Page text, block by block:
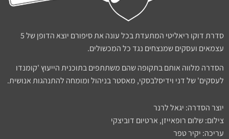
סדרת דוקו ריאליטי המתעדת בכל עונה את סיפורם יוצא הדופן של 5
עצמאים ועסקים שמנצחים נגד כל המכשולים.
הסדרה מלווה אותם בתקופה שהם משתתפים בתוכנית הייעוץ 'קומנדו
לעסקים' של דני וידיסלבסקי, מאסטר בניהול ומומחה להתנהגות אנושית.
יוצר הסדרה: יגאל לרנר
צילום: שלום רופאייזן, ארטיום דוביצקי
עריכה: יקיר טפר